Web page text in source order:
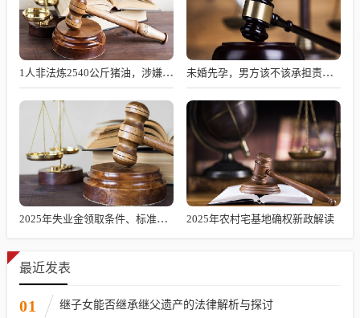
1人非法炼2540公斤猪油，涉嫌何罪？ 未婚先孕，男方该不该承担责任？
2025年失业金领取条件、标准及发放时长解析 2025年农村宅基地确权新政解读
最近发表
01 继子女能否继承继父遗产的法律解析与探讨